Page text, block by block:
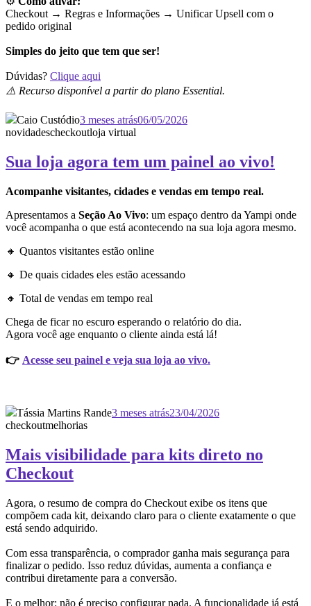
Checkout → Regras e Informações → Unificar Upsell com o
pedido original
Simples do jeito que tem que ser!
Dúvidas? Clique aqui
⚠️ Recurso disponível a partir do plano Essential.
Caio Custódio3 meses atrás06/05/2026
novidadescheckoutloja virtual
Sua loja agora tem um painel ao vivo!
Acompanhe visitantes, cidades e vendas em tempo real.
Apresentamos a Seção Ao Vivo: um espaço dentro da Yampi onde
você acompanha o que está acontecendo na sua loja agora mesmo.
🔸 Quantos visitantes estão online
🔸 De quais cidades eles estão acessando
🔸 Total de vendas em tempo real
Chega de ficar no escuro esperando o relatório do dia.
Agora você age enquanto o cliente ainda está lá!
👉 Acesse seu painel e veja sua loja ao vivo.
Tássia Martins Rande3 meses atrás23/04/2026
checkoutmelhorias
Mais visibilidade para kits direto no
Checkout
Agora, o resumo de compra do Checkout exibe os itens que
compõem cada kit, deixando claro para o cliente exatamente o que
está sendo adquirido.
Com essa transparência, o comprador ganha mais segurança para
finalizar o pedido. Isso reduz dúvidas, aumenta a confiança e
contribui diretamente para a conversão.
E o melhor: não é preciso configurar nada. A funcionalidade já está